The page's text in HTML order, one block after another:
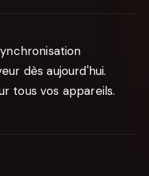
dès aujourd'hui.
tous vos appareils.